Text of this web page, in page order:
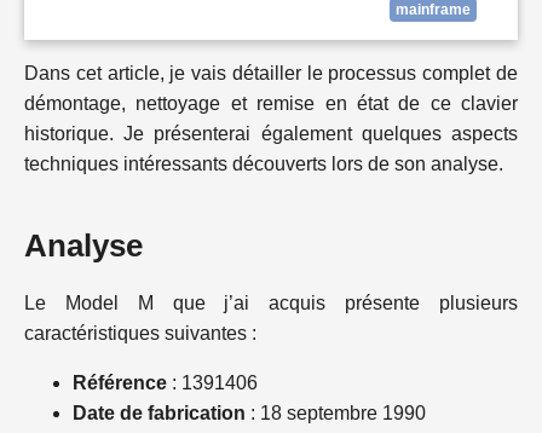
mainframe
Dans cet article, je vais détailler le processus complet de
démontage, nettoyage et remise en état de ce clavier
historique. Je présenterai également quelques aspects
techniques intéressants découverts lors de son analyse.
Analyse
Le Model M que j’ai acquis présente plusieurs
caractéristiques suivantes :
Référence : 1391406
Date de fabrication : 18 septembre 1990